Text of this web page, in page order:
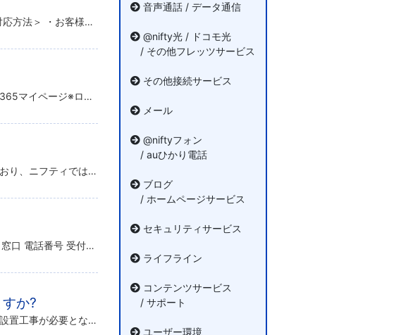
お支払いが滞っている/ご登録のお支払方法が正常でない可能性があります。 ＜対応方法＞ ・お客様情報一覧から、ご登録のお支払方法の確認/再登録をお願いします。 ・請求書がお手元にある場合は、請求書記載の支払期限までにお支払 […]
＠niftyまかせて365のマイページからお手続きをすることができます。 まかせて365マイページ※ログインには、＠nifty IDおよびログインパスワードが必要です。
ニフティからご案内はできません。 工事担当者の連絡先はお客様ごとに異なっており、ニフティでは詳細の把握が不可となっております。 そのため、お問い合わせいただいても回答できかねます。 恐れ入りますが、工事日前日もしくは当日 […]
@nifty光受付センタへご連絡をお願いいたします。 ■新規・乗り換え工事の場合 窓口 電話番号 受付時間 @nifty光受付センタ 0120-923-439 10:00 ～ 21:00 （土日祝日を含む毎日営業 ※ニフ […]
か?
必要ありません。 光コンセントがない場合は、開通工事と併せて光コンセントの設置工事が必要となります。(一部例外がございます) 両工事は、派遣された作業員が行いますので、お客様には当日のお立ち会いのみご協力をお願い申し上げ […]
音声通話 / データ通信
@nifty光 / ドコモ光
/ その他フレッツサービス
その他接続サービス
メール
@niftyフォン
/ auひかり電話
ブログ
/ ホームページサービス
セキュリティサービス
ライフライン
コンテンツサービス
/ サポート
ユーザー環境